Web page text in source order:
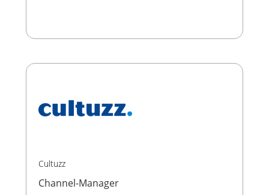
Cultuzz
Channel-Manager